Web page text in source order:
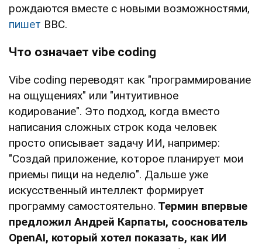
рождаются вместе с новыми возможностями,
пишет BBC.
Что означает vibe coding
Vibe coding переводят как "программирование
на ощущениях" или "интуитивное
кодирование". Это подход, когда вместо
написания сложных строк кода человек
просто описывает задачу ИИ, например:
"Создай приложение, которое планирует мои
приемы пищи на неделю". Дальше уже
искусственный интеллект формирует
программу самостоятельно. Термин впервые
предложил Андрей Карпаты, сооснователь
OpenAI, который хотел показать, как ИИ